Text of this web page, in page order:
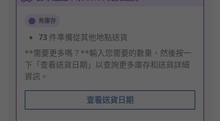
有庫存
73 件準備從其他地點送貨
**需要更多嗎？**輸入您需要的數量，然後按一
下「查看送貨日期」以查詢更多庫存和送貨詳細
資訊。
查看送貨日期